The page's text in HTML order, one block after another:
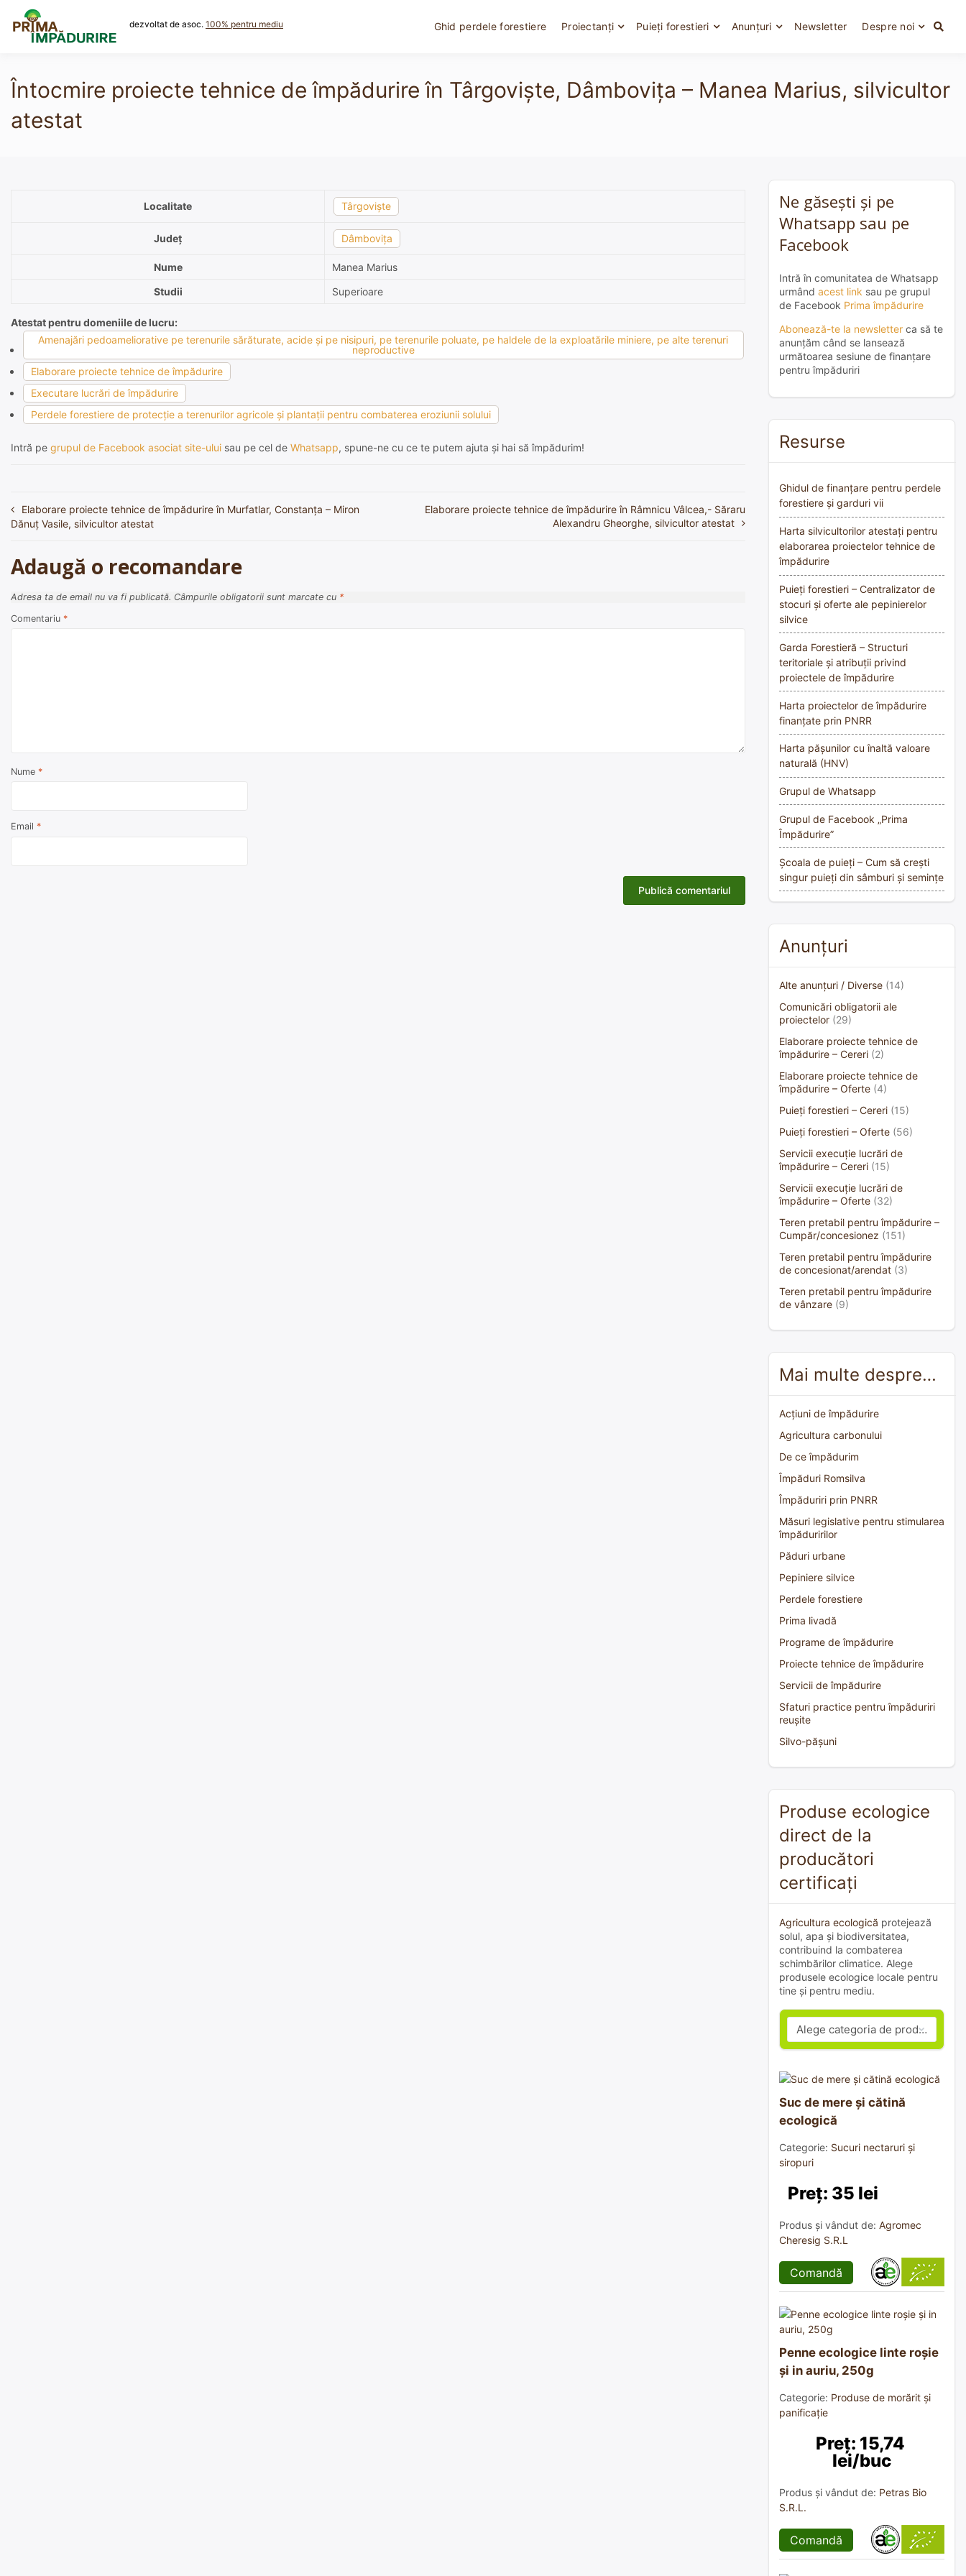
content
dezvoltat de asoc. 100% pentru mediu Ghid perdele forestiere Proiectanți Puieți forestieri Anunțuri Newsletter Despre noi
Întocmire proiecte tehnice de împădurire în Târgoviște, Dâmbovița – Manea Marius, silvicultor
atestat
Localitate Târgoviște
Județ Dâmbovița
Nume
Manea Marius
Studii
Superioare
Atestat pentru domeniile de lucru:
Amenajări pedoameliorative pe terenurile sărăturate, acide şi pe nisipuri, pe terenurile poluate, pe haldele de la exploatările miniere, pe alte terenuri
neproductive
Elaborare proiecte tehnice de împădurire
Executare lucrări de împădurire
Perdele forestiere de protecţie a terenurilor agricole şi plantaţii pentru combaterea eroziunii solului
Intră pe grupul de Facebook asociat site-ului sau pe cel de Whatsapp, spune-ne cu ce te putem ajuta și hai să împădurim!
Navigare
articole
Elaborare proiecte tehnice de împădurire în Murfatlar, Constanța – Miron
Dănuț Vasile, silvicultor atestat
Elaborare proiecte tehnice de împădurire în Râmnicu Vâlcea,- Săraru
Alexandru Gheorghe, silvicultor atestat
Adaugă o recomandare
Adresa ta de email nu va fi publicată. Câmpurile obligatorii sunt marcate cu *
Comentariu *
Nume *
Email *
Ne găsești și pe
Whatsapp sau pe
Facebook
Intră în comunitatea de Whatsapp
urmând acest link sau pe grupul
de Facebook Prima împădurire
Abonează-te la newsletter ca să te
anunțăm când se lansează
următoarea sesiune de finanțare
pentru împăduriri
Resurse
Ghidul de finanțare pentru perdele
forestiere și garduri vii
Harta silvicultorilor atestați pentru
elaborarea proiectelor tehnice de
împădurire
Puieți forestieri – Centralizator de
stocuri și oferte ale pepinierelor
silvice
Garda Forestieră – Structuri
teritoriale și atribuții privind
proiectele de împădurire
Harta proiectelor de împădurire
finanțate prin PNRR
Harta pășunilor cu înaltă valoare
naturală (HNV)
Grupul de Whatsapp
Grupul de Facebook „Prima
Împădurire”
Școala de puieți – Cum să crești
singur puieți din sâmburi și semințe
Anunțuri
Alte anunțuri / Diverse (14)
Comunicări obligatorii ale
proiectelor (29)
Elaborare proiecte tehnice de
împădurire – Cereri (2)
Elaborare proiecte tehnice de
împădurire – Oferte (4)
Puieți forestieri – Cereri (15)
Puieți forestieri – Oferte (56)
Servicii execuție lucrări de
împădurire – Cereri (15)
Servicii execuție lucrări de
împădurire – Oferte (32)
Teren pretabil pentru împădurire –
Cumpăr/concesionez (151)
Teren pretabil pentru împădurire
de concesionat/arendat (3)
Teren pretabil pentru împădurire
de vânzare (9)
Mai multe despre…
Acțiuni de împădurire
Agricultura carbonului
De ce împădurim
Împăduri Romsilva
Împăduriri prin PNRR
Măsuri legislative pentru stimularea
împăduririlor
Păduri urbane
Pepiniere silvice
Perdele forestiere
Prima livadă
Programe de împădurire
Proiecte tehnice de împădurire
Servicii de împădurire
Sfaturi practice pentru împăduriri
reușite
Silvo-pășuni
Produse ecologice
direct de la
producători
certificați
Agricultura ecologică protejează
solul, apa și biodiversitatea,
contribuind la combaterea
schimbărilor climatice. Alege
produsele ecologice locale pentru
tine și pentru mediu.
Suc de mere și cătină
ecologică
Categorie: Sucuri nectaruri și
siropuri
Preț: 35 lei
Produs și vândut de: Agromec
Cheresig S.R.L
Comandă
Penne ecologice linte roșie
și in auriu, 250g
Categorie: Produse de morărit și
panificație
Preț: 15,74
lei/buc
Produs și vândut de: Petras Bio
S.R.L.
Comandă